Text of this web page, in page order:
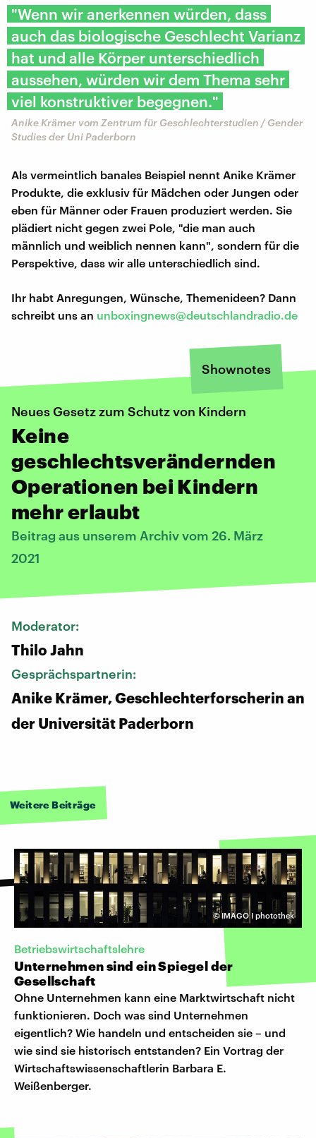
"Wenn wir anerkennen würden, dass
auch das biologische Geschlecht Varianz
hat und alle Körper unterschiedlich
aussehen, würden wir dem Thema sehr
viel konstruktiver begegnen."
Anike Krämer vom Zentrum für Geschlechterstudien / Gender
Studies der Uni Paderborn
Als vermeintlich banales Beispiel nennt Anike Krämer
Produkte, die exklusiv für Mädchen oder Jungen oder
eben für Männer oder Frauen produziert werden. Sie
plädiert nicht gegen zwei Pole, "die man auch
männlich und weiblich nennen kann", sondern für die
Perspektive, dass wir alle unterschiedlich sind.
Ihr habt Anregungen, Wünsche, Themenideen? Dann
schreibt uns an unboxingnews@deutschlandradio.de
Shownotes
Neues Gesetz zum Schutz von Kindern
Keine
geschlechtsverändernden
Operationen bei Kindern
mehr erlaubt
Beitrag aus unserem Archiv vom 26. März
2021
Moderator:
Thilo Jahn
Gesprächspartnerin:
Anike Krämer, Geschlechterforscherin an
der Universität Paderborn
Weitere Beiträge
©IMAGO I photothek
Betriebswirtschaftslehre
Unternehmen sind ein Spiegel der
Gesellschaft
Ohne Unternehmen kann eine Marktwirtschaft nicht
funktionieren. Doch was sind Unternehmen
eigentlich? Wie handeln und entscheiden sie – und
wie sind sie historisch entstanden? Ein Vortrag der
Wirtschaftswissenschaftlerin Barbara E.
Weißenberger.